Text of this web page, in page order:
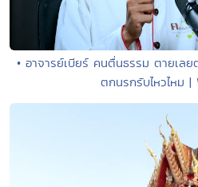
• อาจารย์เบียร์ คนตื่นธรรม ตายเล
ตกนรกรับไหวไหม |